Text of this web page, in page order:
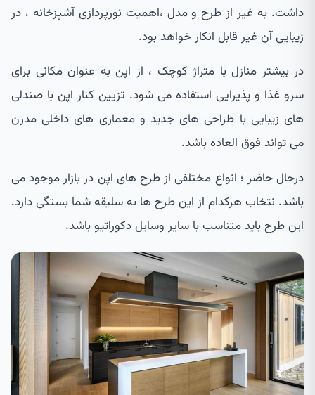
داشت. به غیر از طرح و مدل ،اهمیت نورپردازی آشپزخانه ، در
زیبایی آن غیر قابل انکار خواهد بود.
در بیشتر منازل با متراژ کوچک ، از اپن به عنوان مکانی برای
سرو غذا و پذیرایی استفاده می شود. تزیین کنار اپن با صندلی
های زیبایی با طراحی های جدید و معماری های داخلی مدرن
می تواند فوق العاده باشد.
درحال حاضر ؛ انواع مختلفی از طرح های اپن در بازار موجود می
باشد. نتخاب هرکدام از این طرح ها به سلیقه شما بستگی دارد.
این طرح باید متناسب با سایر وسایل دکوراتیو باشد.